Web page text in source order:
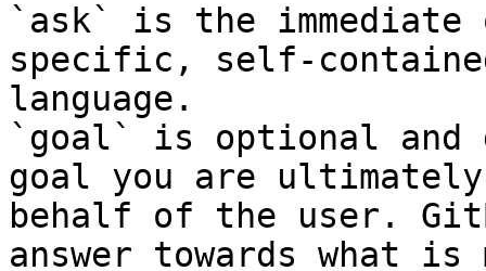
`ask` is the
specific, self-
language.
`goal` is optional and
goal you are
behalf of the user.
answer towards what